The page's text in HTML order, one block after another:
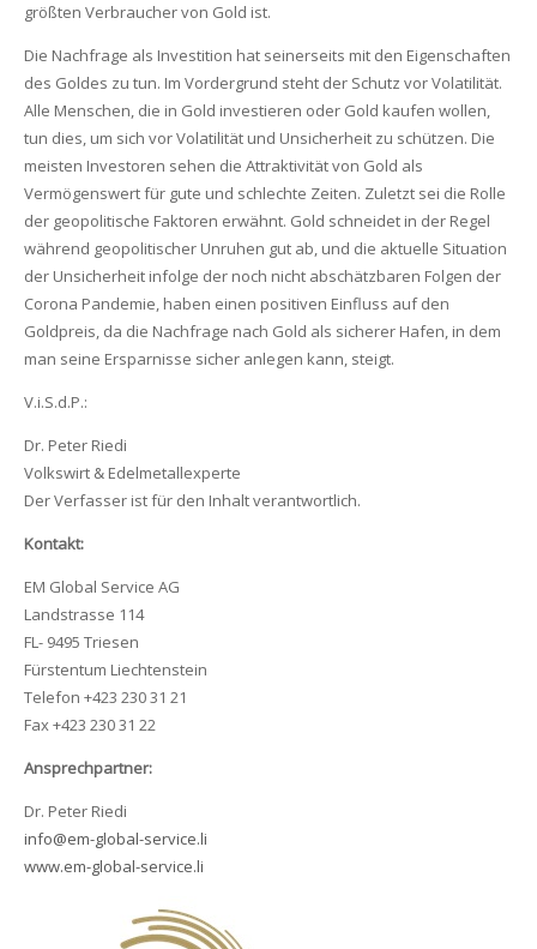
größten Verbraucher von Gold ist.
Die Nachfrage als Investition hat seinerseits mit den Eigenschaften
des Goldes zu tun. Im Vordergrund steht der Schutz vor Volatilität.
Alle Menschen, die in Gold investieren oder Gold kaufen wollen,
tun dies, um sich vor Volatilität und Unsicherheit zu schützen. Die
meisten Investoren sehen die Attraktivität von Gold als
Vermögenswert für gute und schlechte Zeiten. Zuletzt sei die Rolle
der geopolitische Faktoren erwähnt. Gold schneidet in der Regel
während geopolitischer Unruhen gut ab, und die aktuelle Situation
der Unsicherheit infolge der noch nicht abschätzbaren Folgen der
Corona Pandemie, haben einen positiven Einfluss auf den
Goldpreis, da die Nachfrage nach Gold als sicherer Hafen, in dem
man seine Ersparnisse sicher anlegen kann, steigt.
V.i.S.d.P.:
Dr. Peter Riedi
Volkswirt & Edelmetallexperte
Der Verfasser ist für den Inhalt verantwortlich.
Kontakt:
EM Global Service AG
Landstrasse 114
FL- 9495 Triesen
Fürstentum Liechtenstein
Telefon +423 230 31 21
Fax +423 230 31 22
Ansprechpartner:
Dr. Peter Riedi
info@em-global-service.li
www.em-global-service.li